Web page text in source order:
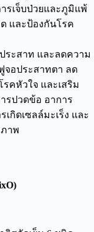
รเจ็บป่วยและภูมิแพ้
และป้องกันโรค
ระสาท และลดความ
จอประสาทตา ลด
รคหัวใจ และเสริม
รปวดข้อ อาการ
กิดเซลล์มะเร็ง และ
าพ